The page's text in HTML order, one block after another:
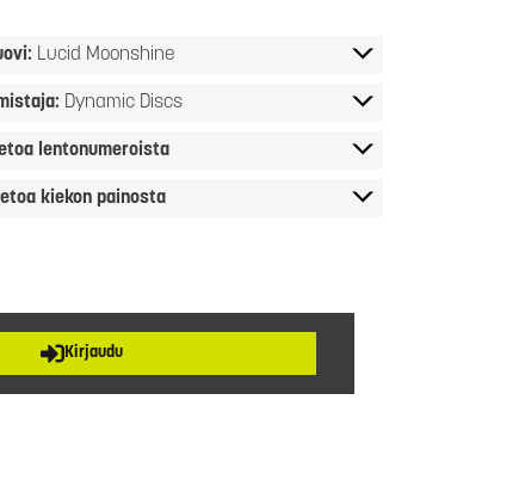
Lucid Moonshine
Dynamic Discs
lentonumeroista
kiekon painosta
Kirjaudu